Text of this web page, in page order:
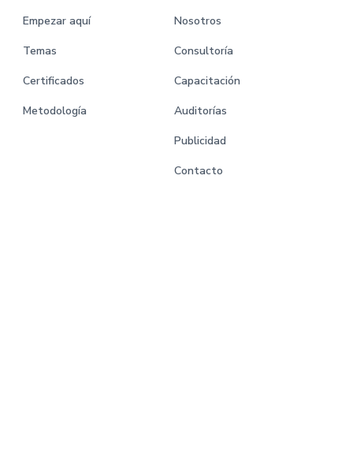
Empezar aquí
Temas
Certificados
Metodología
Nosotros
Consultoría
Capacitación
Auditorías
Publicidad
Contacto